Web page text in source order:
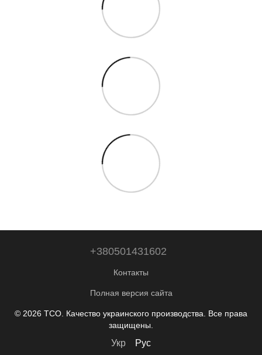
+380501431602
Контакты
Полная версия сайта
© 2026 ТСО. Качество украинского производства. Все права
защищены.
Укр Рус